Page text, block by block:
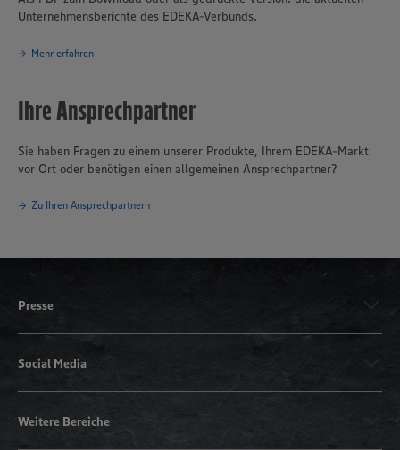
Unternehmensberichte des EDEKA-Verbunds.
Mehr erfahren
Ihre Ansprechpartner
Sie haben Fragen zu einem unserer Produkte, Ihrem EDEKA-Markt
vor Ort oder benötigen einen allgemeinen Ansprechpartner?
Zu Ihren Ansprechpartnern
Presse
Social Media
Weitere Bereiche